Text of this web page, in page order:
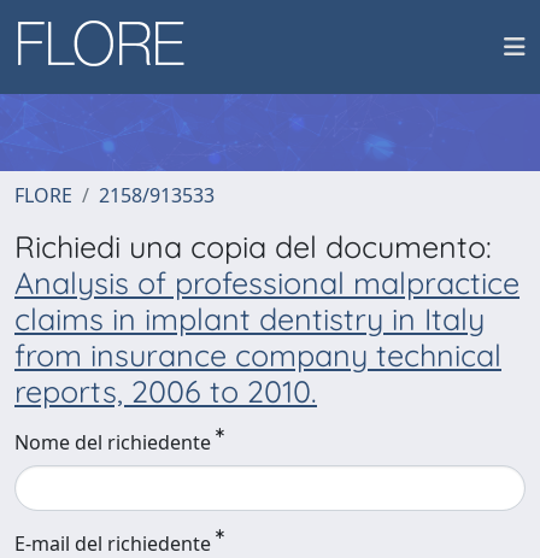
FLORE 2158/913533
Richiedi una copia del documento:
Analysis of professional malpractice
claims in implant dentistry in Italy
from insurance company technical
reports, 2006 to 2010.
Nome del richiedente
E-mail del richiedente